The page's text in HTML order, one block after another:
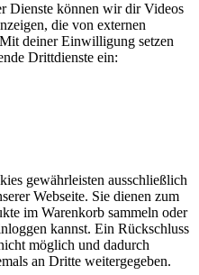
Dienste können wir dir Videos
die von externen
deiner Einwilligung setzen
Drittdienste ein:
gewährleisten ausschließlich
Webseite. Sie dienen zum
im Warenkorb sammeln oder
kannst. Ein Rückschluss
möglich und dadurch
an Dritte weitergegeben.